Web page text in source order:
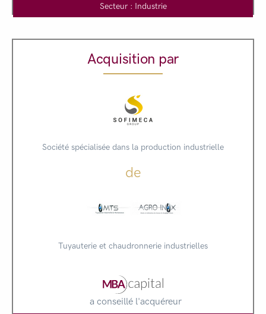
Secteur : Industrie
Acquisition par
Société spécialisée dans la production industrielle
de
Tuyauterie et chaudronnerie industrielles
a conseillé l'acquéreur